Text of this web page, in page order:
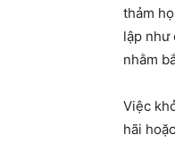
thảm
lập như
nhằm
Việc
hãi